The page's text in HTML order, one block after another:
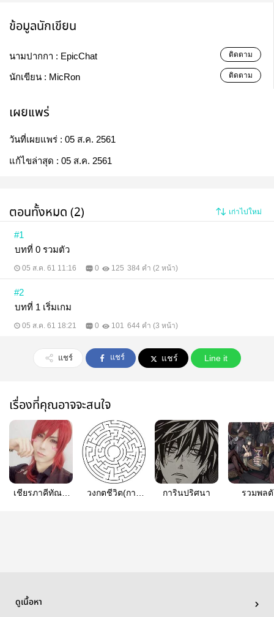
ข้อมูลนักเขียน
นามปากกา : EpicChat ติดตาม
นักเขียน : MicRon ติดตาม
เผยแพร่
วันที่เผยแพร่ : 05 ส.ค. 2561
แก้ไขล่าสุด : 05 ส.ค. 2561
ตอนทั้งหมด (2) เก่าไปใหม่
#1
บทที่ 0 รวมตัว
05 ส.ค. 61 11:16 0 125 384 คำ (2 หน้า)
#2
บทที่ 1 เริ่มเกม
05 ส.ค. 61 18:21 0 101 644 คำ (3 หน้า)
แชร์ แชร์ แชร์ Line it
เรื่องที่คุณอาจจะสนใจ
เชียร​ภาคี​ทัณฑ์​
วงกตชีวิต(การ
การิน​ปริศนา​
รวมพล
ดูเนื้อหา